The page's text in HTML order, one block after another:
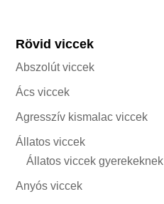
Rövid viccek
Abszolút viccek
Ács viccek
Agresszív kismalac viccek
Állatos viccek
Állatos viccek gyerekeknek
Anyós viccek